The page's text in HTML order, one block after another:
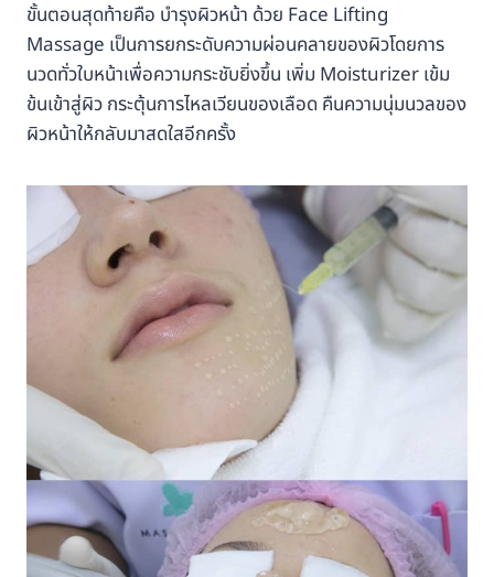
ขั้นตอนสุดท้ายคือ บำรุงผิวหน้า ด้วย Face Lifting
Massage เป็นการยกระดับความผ่อนคลายของผิวโดยการ
นวดทั่วใบหน้าเพื่อความกระชับยิ่งขึ้น เพิ่ม Moisturizer เข้ม
ข้นเข้าสู่ผิว กระตุ้นการไหลเวียนของเลือด คืนความนุ่มนวลของ
ผิวหน้าให้กลับมาสดใสอีกครั้ง